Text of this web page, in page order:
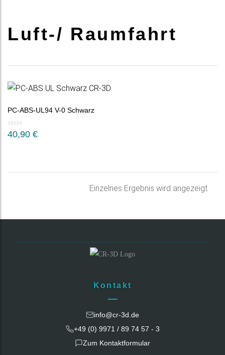
Luft-/ Raumfahrt
PC-ABS-UL94 V-0 Schwarz
40,90 €
Einzelnes Ergebnis wird angezeigt
Kontakt
info@cr-3d.de
+49 (0) 9971 / 89 74 57 - 3
Zum Kontaktformular